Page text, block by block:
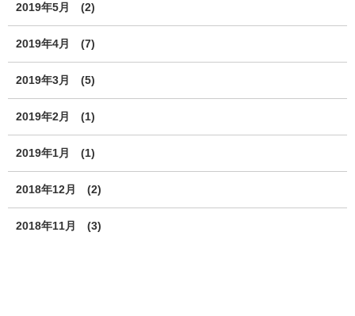
2019年5月 (2)
2019年4月 (7)
2019年3月 (5)
2019年2月 (1)
2019年1月 (1)
2018年12月 (2)
2018年11月 (3)